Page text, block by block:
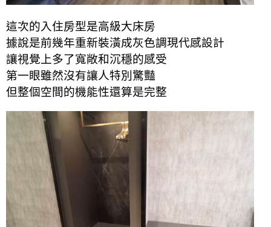
這次的入住房型是高級大床房
據說是前幾年重新裝潢成灰色調現代感設計
讓視覺上多了寬敞和沉穩的感受
第一眼雖然沒有讓人特別驚豔
但整個空間的機能性還算是完整